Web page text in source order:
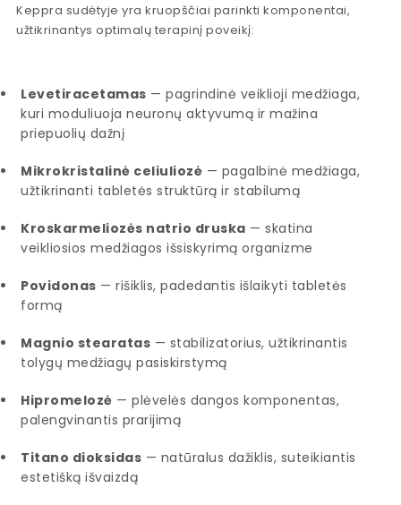
Keppra sudėtyje yra kruopščiai parinkti komponentai,
užtikrinantys optimalų terapinį poveikį:
Levetiracetamas — pagrindinė veiklioji medžiaga,
kuri moduliuoja neuronų aktyvumą ir mažina
priepuolių dažnį
Mikrokristalinė celiuliozė — pagalbinė medžiaga,
užtikrinanti tabletės struktūrą ir stabilumą
Kroskarmeliozės natrio druska — skatina
veikliosios medžiagos išsiskyrimą organizme
Povidonas — rišiklis, padedantis išlaikyti tabletės
formą
Magnio stearatas — stabilizatorius, užtikrinantis
tolygų medžiagų pasiskirstymą
Hipromelozė — plėvelės dangos komponentas,
palengvinantis prarijimą
Titano dioksidas — natūralus dažiklis, suteikiantis
estetišką išvaizdą